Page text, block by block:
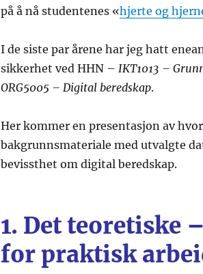
på å nå studentenes «hjerte og
I de siste par årene har jeg hatt
sikkerhet ved HHN – IKT1013 –
ORG5005 – Digital beredskap.
Her kommer en presentasjon av
bakgrunnsmateriale med utvalgte
bevissthet om digital beredskap.
1. Det teoretiske
for praktisk